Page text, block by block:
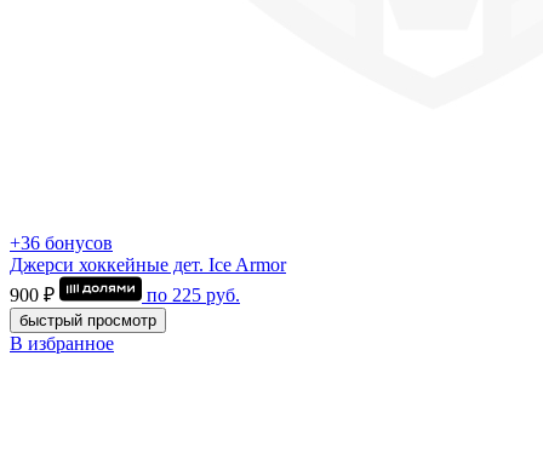
+36 бонусов
Джерси хоккейные дет. Ice Armor
900 ₽
по 225 руб.
быстрый просмотр
В избранное